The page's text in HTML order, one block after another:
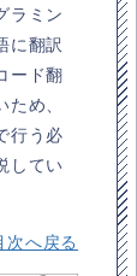
ラミン
に翻訳
ード翻
め、
行う必
してい
へ戻る